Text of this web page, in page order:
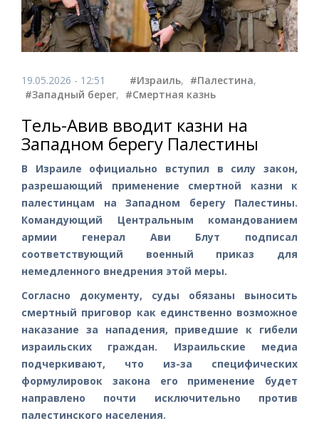
19.05.2026 - 12:51 #Израиль, #Палестина,
#Западный берег, #Смертная казнь
Тель-Авив вводит казни на
Западном берегу Палестины
В Израиле официально вступил в силу закон,
разрешающий применение смертной казни к
палестинцам на Западном берегу Палестины.
Командующий Центральным командованием
армии генерал Ави Блут подписал
соответствующий военный приказ для
немедленного внедрения этой меры.
Согласно документу, суды обязаны выносить
смертный приговор как единственно возможное
наказание за нападения, приведшие к гибели
израильских граждан. Израильские медиа
подчеркивают, что из-за специфических
формулировок закона его применение будет
направлено почти исключительно против
палестинского населения.